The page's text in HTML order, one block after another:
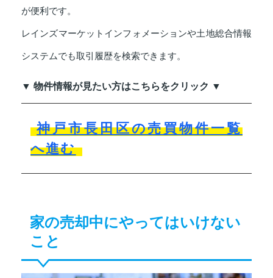
が便利です。
レインズマーケットインフォメーションや土地総合情報
システムでも取引履歴を検索できます。
▼ 物件情報が見たい方はこちらをクリック ▼
神戸市長田区の売買物件一覧
へ進む
家の売却中にやってはいけない
こと